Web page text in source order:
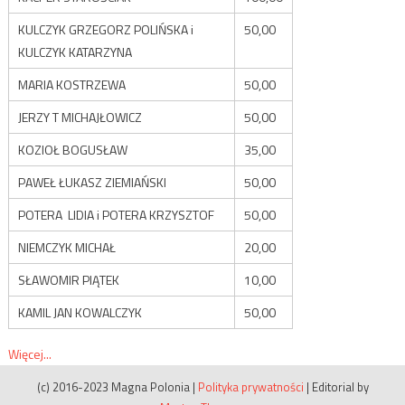
KULCZYK GRZEGORZ POLIŃSKA i
KULCZYK KATARZYNA
50,00
MARIA KOSTRZEWA
50,00
JERZY T MICHAJŁOWICZ
50,00
KOZIOŁ BOGUSŁAW
35,00
PAWEŁ ŁUKASZ ZIEMIAŃSKI
50,00
POTERA LIDIA i POTERA KRZYSZTOF
50,00
NIEMCZYK MICHAŁ
20,00
SŁAWOMIR PIĄTEK
10,00
KAMIL JAN KOWALCZYK
50,00
Więcej...
(c) 2016-2023 Magna Polonia | Polityka prywatności | Editorial by